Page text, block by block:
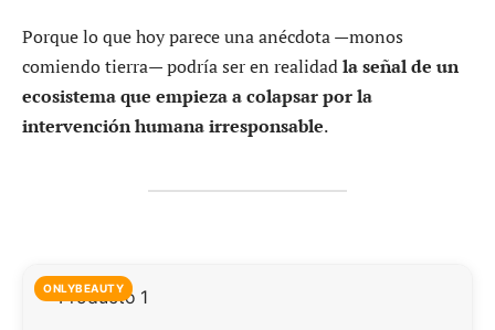
Porque lo que hoy parece una anécdota —monos
comiendo tierra— podría ser en realidadla señal de un
ecosistema que empieza a colapsar por la
intervención humana irresponsable.
ONLYBEAUTY